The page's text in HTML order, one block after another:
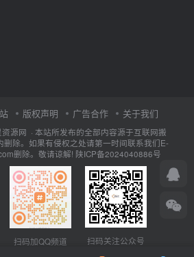
版权声明 广告合作 关于我们
源网 · 本站所发布的全部内容源于互联网搬
除。如果有侵权之处请第一时间联系我们E-
删除。敬请谅解! 陕ICP备2024040886号
扫码加QQ频道 扫码关注公众号